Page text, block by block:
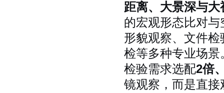
距离、大景深与大
的宏观形态比对
形貌观察、文件
检等多种专业场
检验需求选配2倍
镜观察，而是直